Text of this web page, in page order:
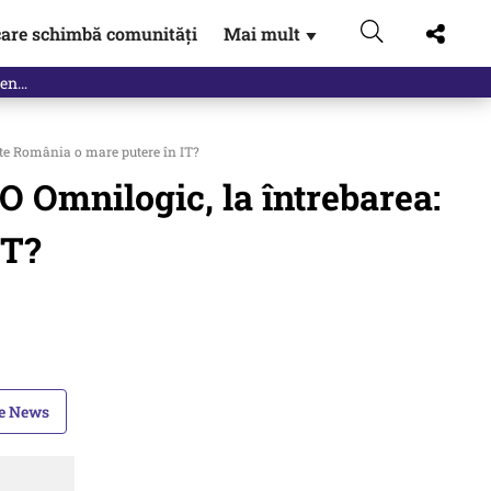
schimbă comunități Mai mult ▼
România o mare putere în IT?
Omnilogic, la întrebarea:
News